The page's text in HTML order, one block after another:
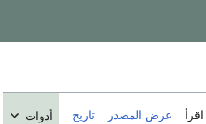
اقرأ عرض المصدر تاريخ أدوات